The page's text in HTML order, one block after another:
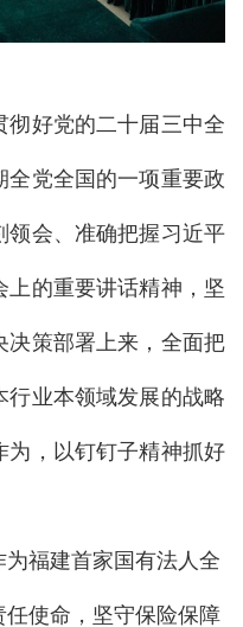
好党的二十届三中全
全党全国的一项重要政
领会、准确把握习近平
上的重要讲话精神，坚
决策部署上来，全面把
行业本领域发展的战略
为，以钉钉子精神抓好
福建首家国有法人全
使命，坚守保险保障